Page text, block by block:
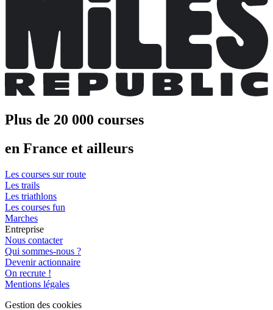
Plus de 20 000 courses
en France et ailleurs
Les courses sur route
Les trails
Les triathlons
Les courses fun
Marches
Entreprise
Nous contacter
Qui sommes-nous ?
Devenir actionnaire
On recrute !
Mentions légales
Gestion des cookies